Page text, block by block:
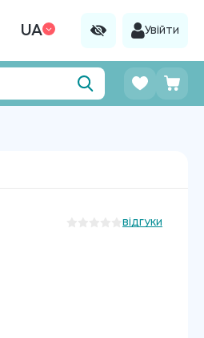
UA Увійти
відгуки